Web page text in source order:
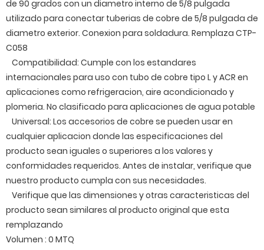
de 90 grados con un diametro interno de 5/8 pulgada
utilizado para conectar tuberias de cobre de 5/8 pulgada de
diametro exterior. Conexion para soldadura. Remplaza CTP-
C058
Compatibilidad: Cumple con los estandares
internacionales para uso con tubo de cobre tipo L y ACR en
aplicaciones como refrigeracion, aire acondicionado y
plomeria. No clasificado para aplicaciones de agua potable
Universal: Los accesorios de cobre se pueden usar en
cualquier aplicacion donde las especificaciones del
producto sean iguales o superiores a los valores y
conformidades requeridos. Antes de instalar, verifique que
nuestro producto cumpla con sus necesidades.
Verifique que las dimensiones y otras caracteristicas del
producto sean similares al producto original que esta
remplazando
Volumen : 0 MTQ